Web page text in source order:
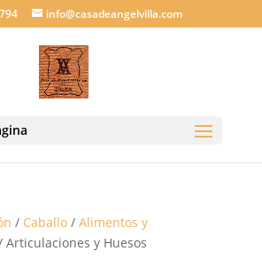
info@casadeangelvilla.com
/ Caballo/ Alimentos y
Articulaciones y Huesos